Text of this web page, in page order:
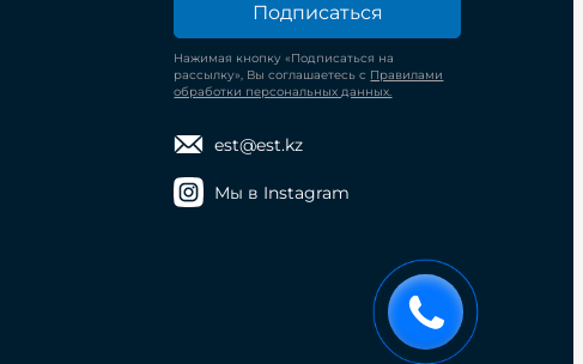
Подписаться
Нажимая кнопку «Подписаться на
рассылку», Вы соглашаетесь с Правилами
обработки персональных данных.
est@est.kz
Мы в Instagram